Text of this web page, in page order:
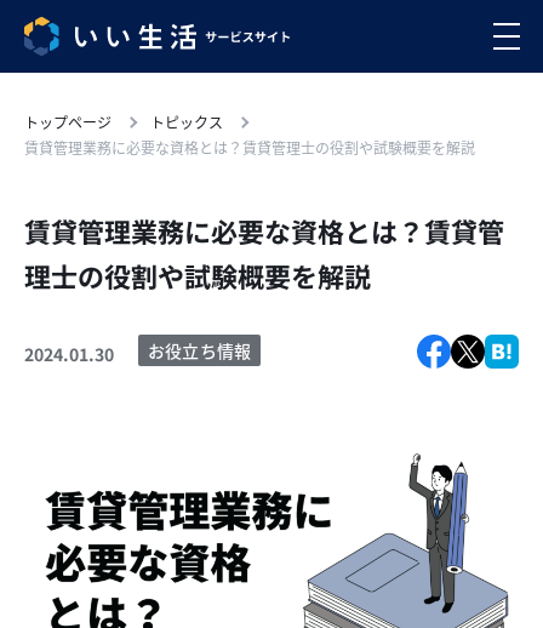
トップページ
トピックス
賃貸管理業務に必要な資格とは？賃貸管理士の役割や試験概要を解説
賃貸管理業務に必要な資格とは？賃貸管
理士の役割や試験概要を解説
2024.01.30 お役立ち情報